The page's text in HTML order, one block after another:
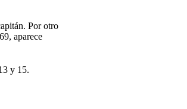
Por otro
aparece
y 15.